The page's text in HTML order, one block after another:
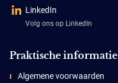
LinkedIn
Volg ons op LinkedIn
Praktische informatie
Algemene voorwaarden